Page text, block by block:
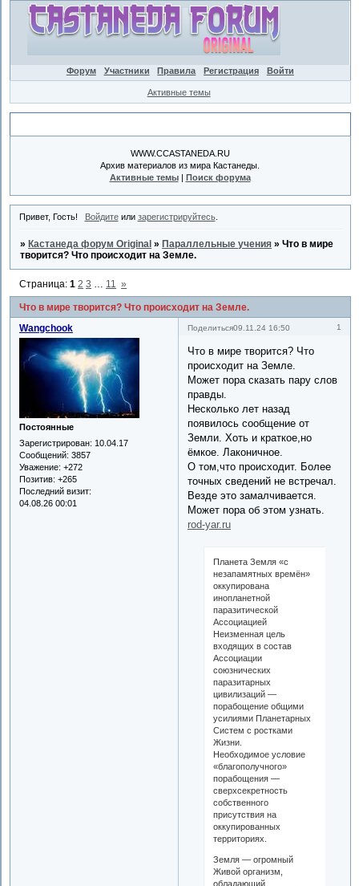
Форум Участники Правила Регистрация Войти
Активные темы
WWW.CCASTANEDA.RU
Архив материалов из мира Кастанеды.
Активные темы| Поиск форума
Привет, Гость! Войдитеили зарегистрируйтесь.
» Кастанеда форум Original » Параллельные учения »Что в мире
творится? Что происходит на Земле.
Что в мире творится? Что происходит на Земле.
Страница:1 2 3 11 »
Поделиться 1
09.11.24 16:50
Wangchook
Постоянные
Зарегистрирован: 10.04.17
Сообщений: 3857
Уважение: +272
Позитив: +265
Последний визит:
04.08.26 00:01
Что в мире творится? Что
происходит на Земле.
Может пора сказать пару слов
правды.
Несколько лет назад
появилось сообщение от
Земли. Хоть и краткое,но
ёмкое. Лаконичное.
О том,что происходит. Более
точных сведений не встречал.
Везде это замалчивается.
Может пора об этом узнать.
rod-yar.ru
Планета Земля «с
незапамятных времён»
оккупирована
инопланетной
паразитической
Ассоциацией
Неизменная цель
входящих в состав
Ассоциации
союзнических
паразитарных
цивилизаций —
порабощение общими
усилиями Планетарных
Систем с ростками
Жизни.
Необходимое условие
«благополучного»
порабощения —
сверхсекретность
собственного
присутствия на
оккупированных
территориях.
Земля — огромный
Живой организм,
обладающий